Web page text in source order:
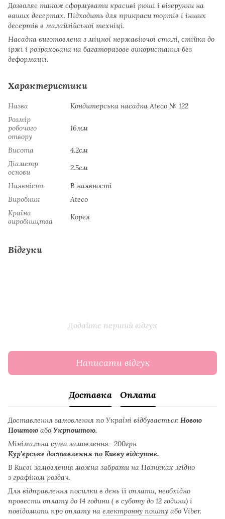
Дозволяє також сформувати красиві рюші і візерунки на
ваших десертах. Підходить для прикраси тортів і інших
десертів в малайзійської техніці.
Насадка виготовлена ​​з міцної нержавіючої сталі, стійка до
іржі і розрахована на багаторазове використання без
деформації.
Характеристики
Назва
Кондитерська насадка Ateco № 122
Розмір
робочого
отвору
16мм
Висота
4.2см
Діаметр
основи
2.5см
Наявність
В наявності
Виробник
Ateco
Країна
виробництва
Koрeя
Відгуки
Додайте перший відгук
Написати відгук
Доставка Оплата
Доставлення замовлення по Україні відбувається Новою
Поштою або Укрпоштою.
Мінімальна сума замовлення- 200грн
Кур'єрське доставлення по Києву відсутнє.
В Києві замовлення можна забрати на Позняках згідно
з графіком роздач.
Для відправлення посилки в день ії оплати, необхідно
провести оплату до 14 години ( в суботу до 12 години) і
повідомити про оплату на електронну пошту або Viber.